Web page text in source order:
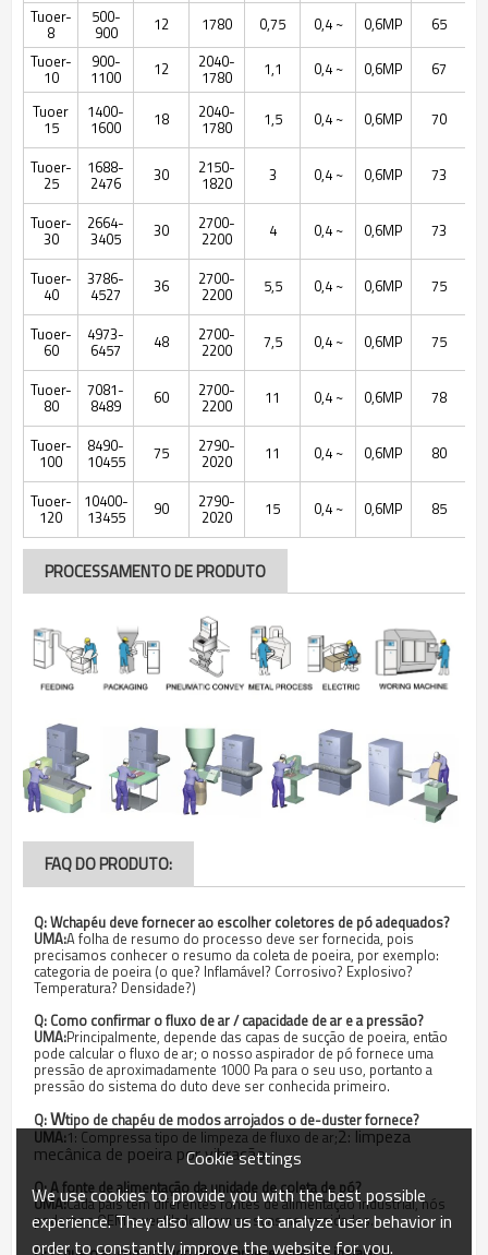
Tuoer-
8
500-
900 12 1780 0,75 0,4 ~ 0,6MP
65
Tuoer-
10
900-
1100 12 2040-
1780 1,1 0,4 ~ 0,6MP
67
Tuoer
15
1400-
1600 18 2040-
1780 1,5 0,4 ~ 0,6MP 70
Tuoer-
25
1688-
2476 30 2150-
1820 3 0,4 ~ 0,6MP 73
Tuoer-
30
2664-
3405 30 2700-
2200 4 0,4 ~ 0,6MP 73
Tuoer-
40
3786-
4527 36 2700-
2200 5,5 0,4 ~ 0,6MP 75
Tuoer-
60
4973-
6457 48 2700-
2200 7,5 0,4 ~ 0,6MP 75
Tuoer-
80
7081-
8489 60 2700-
2200 11 0,4 ~ 0,6MP 78
Tuoer-
100
8490-
10455 75 2790-
2020 11 0,4 ~ 0,6MP 80
Tuoer-
120
10400-
13455 90 2790-
2020 15 0,4 ~ 0,6MP 85
PROCESSAMENTO DE PRODUTO
FAQ DO PRODUTO:
Q:Wchapéu deve fornecer ao escolher coletores de pó adequados?
UMA:A folha de resumo do processo deve ser fornecida, pois
precisamos conhecer o resumo da coleta de poeira, por exemplo:
categoria de poeira (o que? Inflamável? Corrosivo? Explosivo?
Temperatura? Densidade?)
Q: Como confirmar o fluxo de ar / capacidade de ar e a pressão?
UMA:Principalmente, depende das capas de sucção de poeira, então
pode calcular o fluxo de ar; o nosso aspirador de pó fornece uma
pressão de aproximadamente 1000 Pa para o seu uso, portanto a
pressão do sistema do duto deve ser conhecida primeiro.
Q:Wtipo de chapéu de modos arrojados o de-duster fornece?
UMA:1: Compressa tipo de limpeza de fluxo de ar;2: limpeza
mecânica de poeira por vibração.
Q:A fonte de alimentação da unidade de coleta de pó?
UMA:Cada país tem diferentes fontes de alimentação industrial, nós
podemos OEM o ventilador para as suas necessidades.
Cookie settings
We use cookies to provide you with the best possible
experience. They also allow us to analyze user behavior in
order to constantly improve the website for you.